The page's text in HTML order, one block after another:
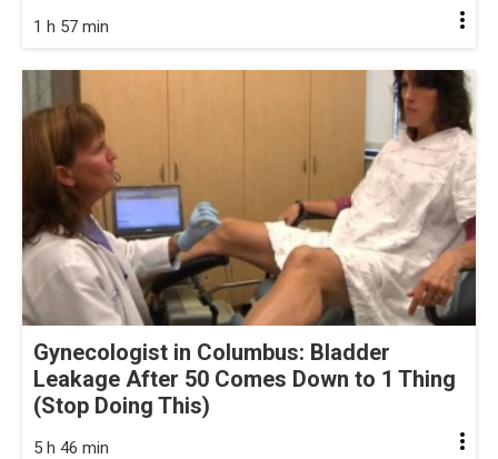
1 h 57 min
Gynecologist in Columbus: Bladder
Leakage After 50 Comes Down to 1 Thing
(Stop Doing This)
5 h 46 min